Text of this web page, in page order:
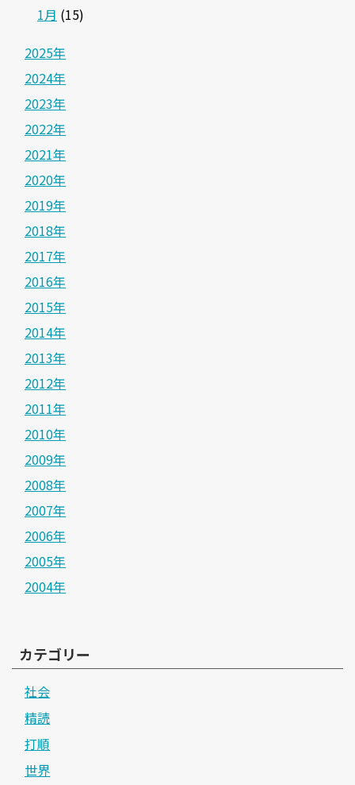
1月 (15)
2025年
2024年
2023年
2022年
2021年
2020年
2019年
2018年
2017年
2016年
2015年
2014年
2013年
2012年
2011年
2010年
2009年
2008年
2007年
2006年
2005年
2004年
カテゴリー
社会
精読
打順
世界